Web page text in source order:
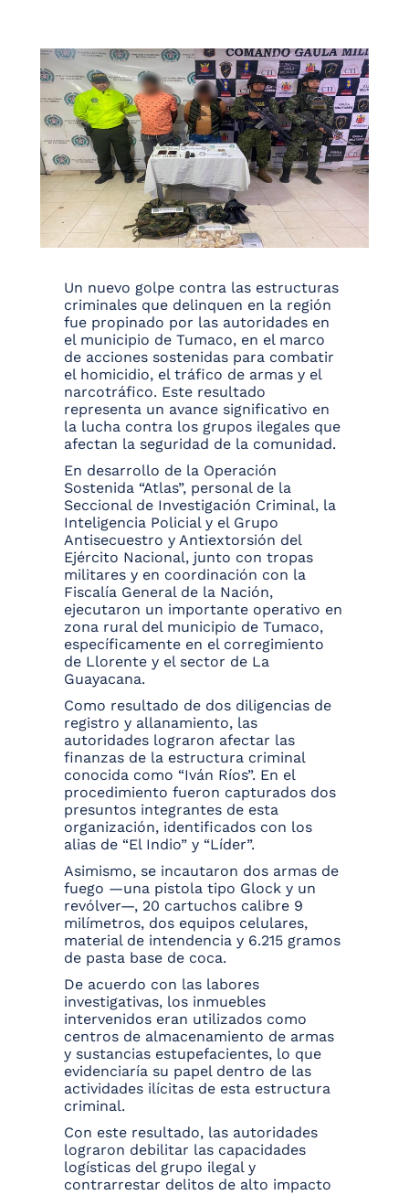
Un nuevo golpe contra las estructuras
criminales que delinquen en la región
fue propinado por las autoridades en
el municipio de Tumaco, en el marco
de acciones sostenidas para combatir
el homicidio, el tráfico de armas y el
narcotráfico. Este resultado
representa un avance significativo en
la lucha contra los grupos ilegales que
afectan la seguridad de la comunidad.
En desarrollo de la Operación
Sostenida “Atlas”, personal de la
Seccional de Investigación Criminal, la
Inteligencia Policial y el Grupo
Antisecuestro y Antiextorsión del
Ejército Nacional, junto con tropas
militares y en coordinación con la
Fiscalía General de la Nación,
ejecutaron un importante operativo en
zona rural del municipio de Tumaco,
específicamente en el corregimiento
de Llorente y el sector de La
Guayacana.
Como resultado de dos diligencias de
registro y allanamiento, las
autoridades lograron afectar las
finanzas de la estructura criminal
conocida como “Iván Ríos”. En el
procedimiento fueron capturados dos
presuntos integrantes de esta
organización, identificados con los
alias de “El Indio” y “Líder”.
Asimismo, se incautaron dos armas de
fuego —una pistola tipo Glock y un
revólver—, 20 cartuchos calibre 9
milímetros, dos equipos celulares,
material de intendencia y 6.215 gramos
de pasta base de coca.
De acuerdo con las labores
investigativas, los inmuebles
intervenidos eran utilizados como
centros de almacenamiento de armas
y sustancias estupefacientes, lo que
evidenciaría su papel dentro de las
actividades ilícitas de esta estructura
criminal.
Con este resultado, las autoridades
lograron debilitar las capacidades
logísticas del grupo ilegal y
contrarrestar delitos de alto impacto